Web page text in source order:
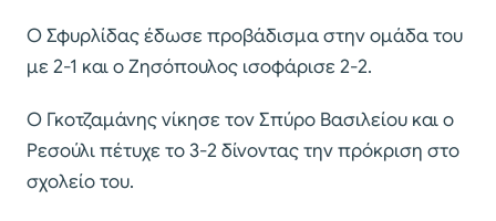
Ο Σφυρλίδας έδωσε προβάδισμα στην ομάδα του
με 2-1 και ο Ζησόπουλος ισοφάρισε 2-2.
Ο Γκοτζαμάνης νίκησε τον Σπύρο Βασιλείου και ο
Ρεσούλι πέτυχε το 3-2 δίνοντας την πρόκριση στο
σχολείο του.